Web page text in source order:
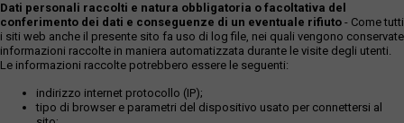
Dati personali raccolti e natura obbligatoria o facoltativa del
conferimento dei dati e conseguenze di un eventuale rifiuto - Come tutti
i siti web anche il presente sito fa uso di log file, nei quali vengono conservate
informazioni raccolte in maniera automatizzata durante le visite degli utenti.
Le informazioni raccolte potrebbero essere le seguenti:
indirizzo internet protocollo (IP);
tipo di browser e parametri del dispositivo usato per connettersi al